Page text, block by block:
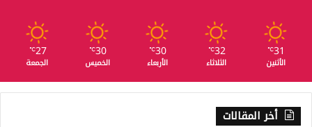
31
℃
الأثنين
32
℃
الثلاثاء
30
℃
الأربعاء
30
℃
الخميس
27
℃
الجمعة
أخر المقالات